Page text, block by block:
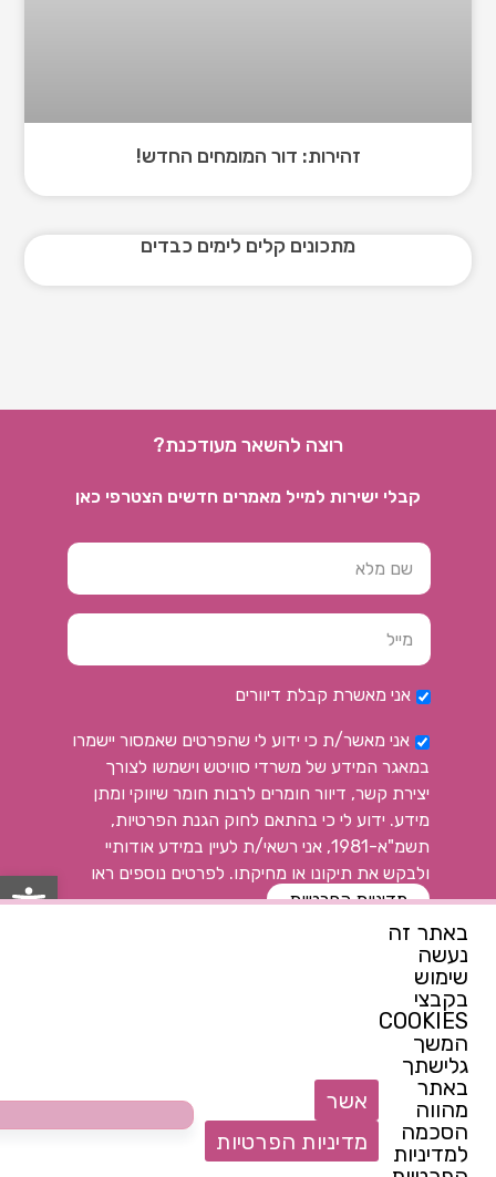
זהירות: דור המומחים החדש!
מתכונים קלים לימים כבדים
רוצה להשאר מעודכנת?
קבלי ישירות למייל מאמרים חדשים הצטרפי כאן
אני מאשרת קבלת דיוורים
אני מאשר/ת כי ידוע לי שהפרטים שאמסור יישמרו
במאגר המידע של משרדי סוויטש וישמשו לצורך
יצירת קשר, דיוור חומרים לרבות חומר שיווקי ומתן
מידע. ידוע לי כי בהתאם לחוק הגנת הפרטיות,
תשמ"א-1981, אני רשאי/ת לעיין במידע אודותיי
ולבקש את תיקונו או מחיקתו. לפרטים נוספים ראו
מדיניות הפרטיות
switchcenter@walla.com
הצטרפות לנבחרת של המרכז
באתר זה
נעשה
שימוש
בקבצי
COOKIES
המשך
גלישתך
באתר
מהווה
הסכמה
למדיניות
אשר
מדיניות הפרטיות